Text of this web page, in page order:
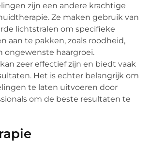
zijn een andere krachtige
Ze maken gebruik van
lichtstralen om specifieke
aan te pakken, zoals roodheid,
ongewenste haargroei.
zeer effectief zijn en biedt vaak
Het is echter belangrijk om
te laten uitvoeren door
om de beste resultaten te